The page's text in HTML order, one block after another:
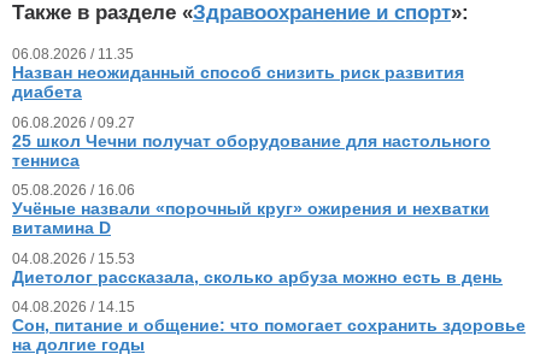
Также в разделе «Здравоохранение и спорт»:
06.08.2026 / 11.35
Назван неожиданный способ снизить риск развития
диабета
06.08.2026 / 09.27
25 школ Чечни получат оборудование для настольного
тенниса
05.08.2026 / 16.06
Учёные назвали «порочный круг» ожирения и нехватки
витамина D
04.08.2026 / 15.53
Диетолог рассказала, сколько арбуза можно есть в день
04.08.2026 / 14.15
Сон, питание и общение: что помогает сохранить здоровье
на долгие годы